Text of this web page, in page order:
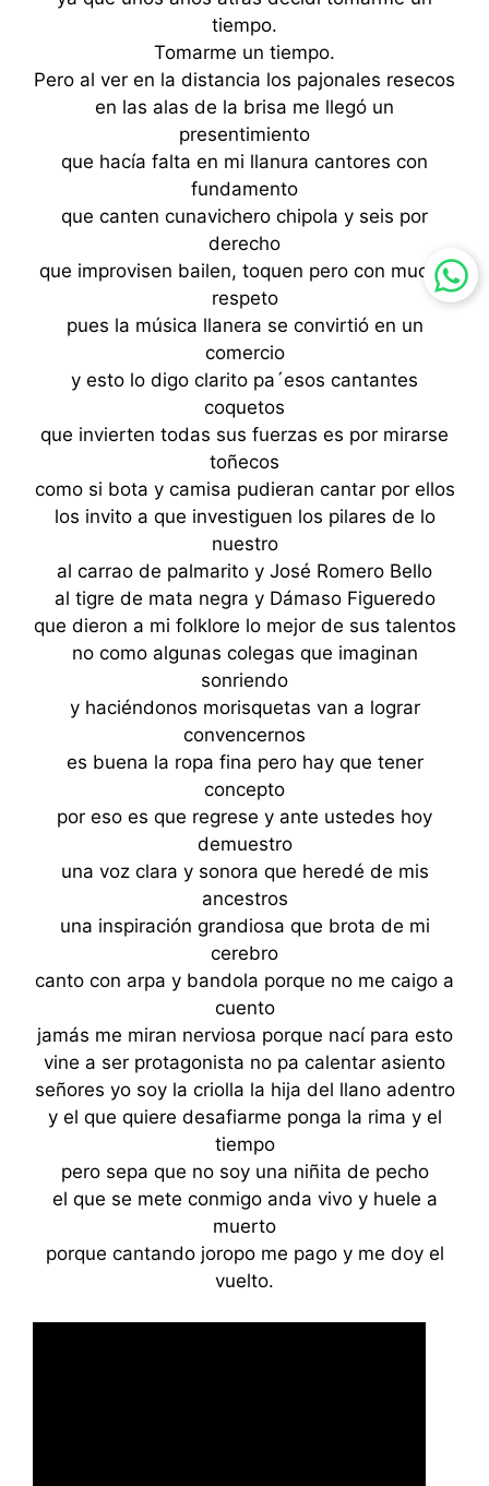
tiempo.
Tomarme un tiempo.
Pero al ver en la distancia los pajonales resecos
en las alas de la brisa me llegó un
presentimiento
que hacía falta en mi llanura cantores con
fundamento
que canten cunavichero chipola y seis por
derecho
que improvisen bailen, toquen pero con mucho
respeto
pues la música llanera se convirtió en un
comercio
y esto lo digo clarito pa´esos cantantes
coquetos
que invierten todas sus fuerzas es por mirarse
toñecos
como si bota y camisa pudieran cantar por ellos
los invito a que investiguen los pilares de lo
nuestro
al carrao de palmarito y José Romero Bello
al tigre de mata negra y Dámaso Figueredo
que dieron a mi folklore lo mejor de sus talentos
no como algunas colegas que imaginan
sonriendo
y haciéndonos morisquetas van a lograr
convencernos
es buena la ropa fina pero hay que tener
concepto
por eso es que regrese y ante ustedes hoy
demuestro
una voz clara y sonora que heredé de mis
ancestros
una inspiración grandiosa que brota de mi
cerebro
canto con arpa y bandola porque no me caigo a
cuento
jamás me miran nerviosa porque nací para esto
vine a ser protagonista no pa calentar asiento
señores yo soy la criolla la hija del llano adentro
y el que quiere desafiarme ponga la rima y el
tiempo
pero sepa que no soy una niñita de pecho
el que se mete conmigo anda vivo y huele a
muerto
porque cantando joropo me pago y me doy el
vuelto.